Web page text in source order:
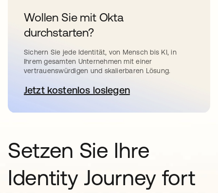
Wollen Sie mit Okta
durchstarten?
Sichern Sie jede Identität, von Mensch bis KI, in
Ihrem gesamten Unternehmen mit einer
vertrauenswürdigen und skalierbaren Lösung.
Jetzt kostenlos loslegen
wird in einer neuen
Setzen Sie Ihre
Identity Journey fort